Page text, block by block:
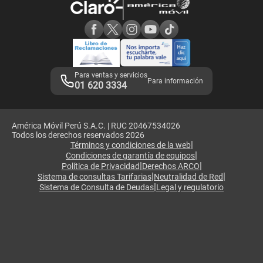
Adquirientes iPhone 6, 6S y SE
Mensaje de Seguridad
Términos y Condiciones de Tienda Claro
Libro de Reclamaciones
Legales de marketplace
Para ventas y servicios
01 620 3334 Para información
América Móvil Perú S.A.C. | RUC 20467534026
Todos los derechos reservados 2026
Términos y condiciones de la web|
Condiciones de garantía de equipos|
Política de Privacidad|Derechos ARCO|
Sistema de consultas Tarifarias|Neutralidad de Red|
Sistema de Consulta de Deudas|Legal y regulatorio